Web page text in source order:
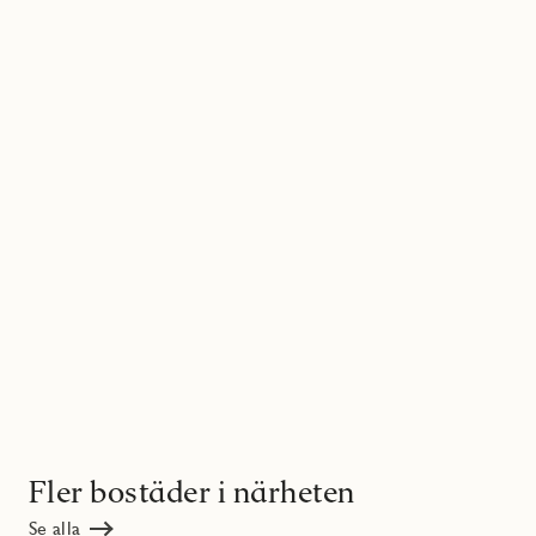
Fler bostäder i närheten
Se alla